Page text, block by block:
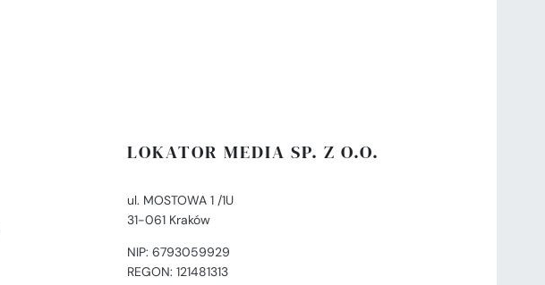
LOKATOR MEDIA SP. Z O.O.
ul. MOSTOWA 1 /1U
31-061 Kraków
NIP: 6793059929
REGON: 121481313